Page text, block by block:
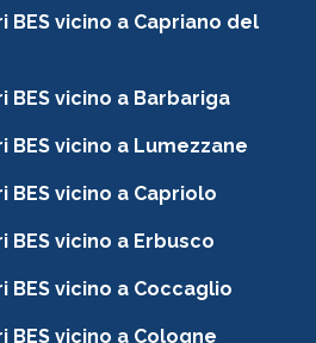
BES vicino a Capriano del
BES vicino a Barbariga
BES vicino a Lumezzane
BES vicino a Capriolo
BES vicino a Erbusco
BES vicino a Coccaglio
BES vicino a Cologne